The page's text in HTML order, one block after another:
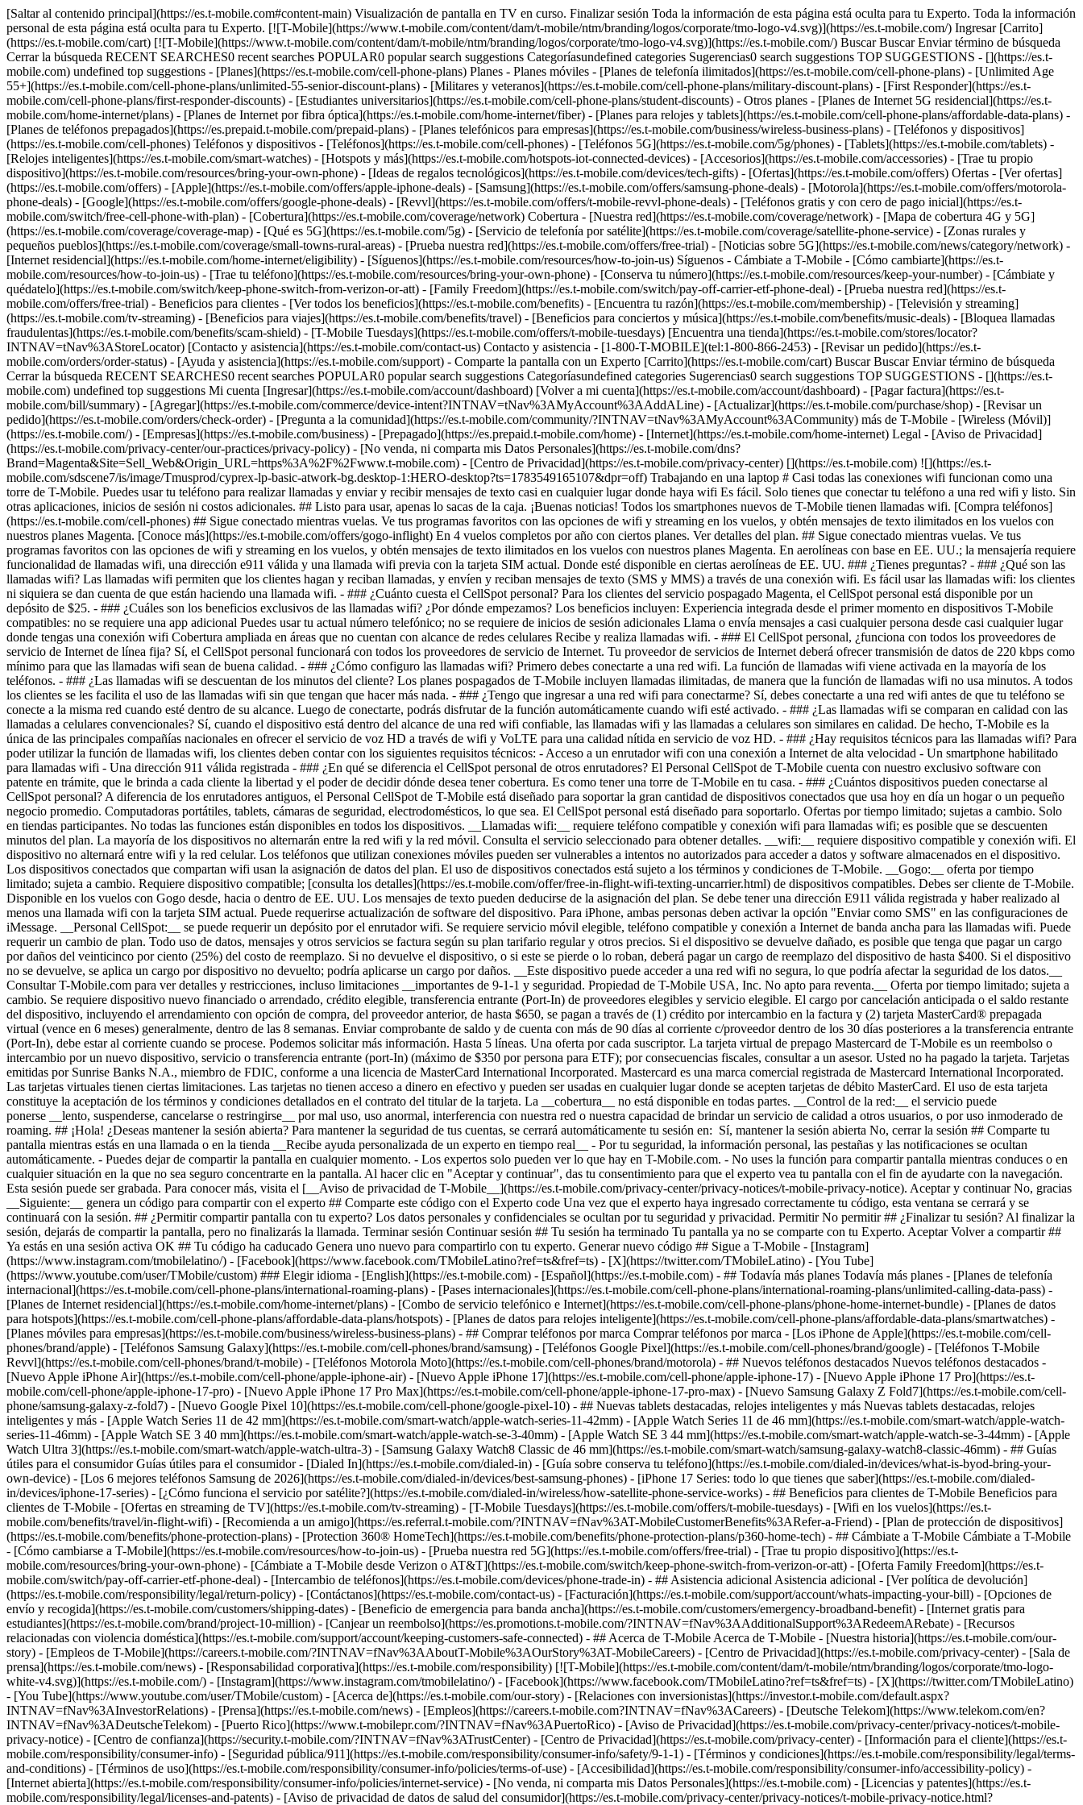
[Saltar al contenido principal](https://es.t-mobile.com#content-main) Visualización de pantalla en TV en curso. Finalizar sesión Toda la información de esta página está oculta para tu Experto. Toda la información personal de esta página está oculta para tu Experto. [![T-Mobile](https://www.t-mobile.com/content/dam/t-mobile/ntm/branding/logos/corporate/tmo-logo-v4.svg)](https://es.t-mobile.com/) Ingresar [Carrito](https://es.t-mobile.com/cart) [![T-Mobile](https://www.t-mobile.com/content/dam/t-mobile/ntm/branding/logos/corporate/tmo-logo-v4.svg)](https://es.t-mobile.com/) Buscar Buscar Enviar término de búsqueda Cerrar la búsqueda RECENT SEARCHES0 recent searches POPULAR0 popular search suggestions Categoríasundefined categories Sugerencias0 search suggestions TOP SUGGESTIONS - [](https://es.t-mobile.com) undefined top suggestions - [Planes](https://es.t-mobile.com/cell-phone-plans) Planes - Planes móviles - [Planes de telefonía ilimitados](https://es.t-mobile.com/cell-phone-plans) - [Unlimited Age 55+](https://es.t-mobile.com/cell-phone-plans/unlimited-55-senior-discount-plans) - [Militares y veteranos](https://es.t-mobile.com/cell-phone-plans/military-discount-plans) - [First Responder](https://es.t-mobile.com/cell-phone-plans/first-responder-discounts) - [Estudiantes universitarios](https://es.t-mobile.com/cell-phone-plans/student-discounts) - Otros planes - [Planes de Internet 5G residencial](https://es.t-mobile.com/home-internet/plans) - [Planes de Internet por fibra óptica](https://es.t-mobile.com/home-internet/fiber) - [Planes para relojes y tablets](https://es.t-mobile.com/cell-phone-plans/affordable-data-plans) - [Planes de teléfonos prepagados](https://es.prepaid.t-mobile.com/prepaid-plans) - [Planes telefónicos para empresas](https://es.t-mobile.com/business/wireless-business-plans) - [Teléfonos y dispositivos](https://es.t-mobile.com/cell-phones) Teléfonos y dispositivos - [Teléfonos](https://es.t-mobile.com/cell-phones) - [Teléfonos 5G](https://es.t-mobile.com/5g/phones) - [Tablets](https://es.t-mobile.com/tablets) - [Relojes inteligentes](https://es.t-mobile.com/smart-watches) - [Hotspots y más](https://es.t-mobile.com/hotspots-iot-connected-devices) - [Accesorios](https://es.t-mobile.com/accessories) - [Trae tu propio dispositivo](https://es.t-mobile.com/resources/bring-your-own-phone) - [Ideas de regalos tecnológicos](https://es.t-mobile.com/devices/tech-gifts) - [Ofertas](https://es.t-mobile.com/offers) Ofertas - [Ver ofertas](https://es.t-mobile.com/offers) - [Apple](https://es.t-mobile.com/offers/apple-iphone-deals) - [Samsung](https://es.t-mobile.com/offers/samsung-phone-deals) - [Motorola](https://es.t-mobile.com/offers/motorola-phone-deals) - [Google](https://es.t-mobile.com/offers/google-phone-deals) - [Revvl](https://es.t-mobile.com/offers/t-mobile-revvl-phone-deals) - [Teléfonos gratis y con cero de pago inicial](https://es.t-mobile.com/switch/free-cell-phone-with-plan) - [Cobertura](https://es.t-mobile.com/coverage/network) Cobertura - [Nuestra red](https://es.t-mobile.com/coverage/network) - [Mapa de cobertura 4G y 5G](https://es.t-mobile.com/coverage/coverage-map) - [Qué es 5G](https://es.t-mobile.com/5g) - [Servicio de telefonía por satélite](https://es.t-mobile.com/coverage/satellite-phone-service) - [Zonas rurales y pequeños pueblos](https://es.t-mobile.com/coverage/small-towns-rural-areas) - [Prueba nuestra red](https://es.t-mobile.com/offers/free-trial) - [Noticias sobre 5G](https://es.t-mobile.com/news/category/network) - [Internet residencial](https://es.t-mobile.com/home-internet/eligibility) - [Síguenos](https://es.t-mobile.com/resources/how-to-join-us) Síguenos - Cámbiate a T-Mobile - [Cómo cambiarte](https://es.t-mobile.com/resources/how-to-join-us) - [Trae tu teléfono](https://es.t-mobile.com/resources/bring-your-own-phone) - [Conserva tu número](https://es.t-mobile.com/resources/keep-your-number) - [Cámbiate y quédatelo](https://es.t-mobile.com/switch/keep-phone-switch-from-verizon-or-att) - [Family Freedom](https://es.t-mobile.com/switch/pay-off-carrier-etf-phone-deal) - [Prueba nuestra red](https://es.t-mobile.com/offers/free-trial) - Beneficios para clientes - [Ver todos los beneficios](https://es.t-mobile.com/benefits) - [Encuentra tu razón](https://es.t-mobile.com/membership) - [Televisión y streaming](https://es.t-mobile.com/tv-streaming) - [Beneficios para viajes](https://es.t-mobile.com/benefits/travel) - [Beneficios para conciertos y música](https://es.t-mobile.com/benefits/music-deals) - [Bloquea llamadas fraudulentas](https://es.t-mobile.com/benefits/scam-shield) - [T-Mobile Tuesdays](https://es.t-mobile.com/offers/t-mobile-tuesdays) [Encuentra una tienda](https://es.t-mobile.com/stores/locator?INTNAV=tNav%3AStoreLocator) [Contacto y asistencia](https://es.t-mobile.com/contact-us) Contacto y asistencia - [1-800-T-MOBILE](tel:1-800-866-2453) - [Revisar un pedido](https://es.t-mobile.com/orders/order-status) - [Ayuda y asistencia](https://es.t-mobile.com/support) - Comparte la pantalla con un Experto [Carrito](https://es.t-mobile.com/cart) Buscar Buscar Enviar término de búsqueda Cerrar la búsqueda RECENT SEARCHES0 recent searches POPULAR0 popular search suggestions Categoríasundefined categories Sugerencias0 search suggestions TOP SUGGESTIONS - [](https://es.t-mobile.com) undefined top suggestions Mi cuenta [Ingresar](https://es.t-mobile.com/account/dashboard) [Volver a mi cuenta](https://es.t-mobile.com/account/dashboard) - [Pagar factura](https://es.t-mobile.com/bill/summary) - [Agregar](https://es.t-mobile.com/commerce/device-intent?INTNAV=tNav%3AMyAccount%3AAddALine) - [Actualizar](https://es.t-mobile.com/purchase/shop) - [Revisar un pedido](https://es.t-mobile.com/orders/check-order) - [Pregunta a la comunidad](https://es.t-mobile.com/community/?INTNAV=tNav%3AMyAccount%3ACommunity) más de T-Mobile - [Wireless (Móvil)](https://es.t-mobile.com/) - [Empresas](https://es.t-mobile.com/business) - [Prepagado](https://es.prepaid.t-mobile.com/home) - [Internet](https://es.t-mobile.com/home-internet) Legal - [Aviso de Privacidad](https://es.t-mobile.com/privacy-center/our-practices/privacy-policy) - [No venda, ni comparta mis Datos Personales](https://es.t-mobile.com/dns?Brand=Magenta&Site=Sell_Web&Origin_URL=https%3A%2F%2Fwww.t-mobile.com) - [Centro de Privacidad](https://es.t-mobile.com/privacy-center) [](https://es.t-mobile.com) ![](https://es.t-mobile.com/sdscene7/is/image/Tmusprod/cyprex-lp-basic-atwork-bg.desktop-1:HERO-desktop?ts=1783549165107&dpr=off) Trabajando en una laptop # Casi todas las conexiones wifi funcionan como una torre de T-Mobile. Puedes usar tu teléfono para realizar llamadas y enviar y recibir mensajes de texto casi en cualquier lugar donde haya wifi Es fácil. Solo tienes que conectar tu teléfono a una red wifi y listo. Sin otras aplicaciones, inicios de sesión ni costos adicionales. ## Listo para usar, apenas lo sacas de la caja. ¡Buenas noticias! Todos los smartphones nuevos de T-Mobile tienen llamadas wifi. [Compra teléfonos](https://es.t-mobile.com/cell-phones) ## Sigue conectado mientras vuelas. Ve tus programas favoritos con las opciones de wifi y streaming en los vuelos, y obtén mensajes de texto ilimitados en los vuelos con nuestros planes Magenta. [Conoce más](https://es.t-mobile.com/offers/gogo-inflight) En 4 vuelos completos por año con ciertos planes. Ver detalles del plan. ## Sigue conectado mientras vuelas. Ve tus programas favoritos con las opciones de wifi y streaming en los vuelos, y obtén mensajes de texto ilimitados en los vuelos con nuestros planes Magenta. En aerolíneas con base en EE. UU.; la mensajería requiere funcionalidad de llamadas wifi, una dirección e911 válida y una llamada wifi previa con la tarjeta SIM actual. Donde esté disponible en ciertas aerolíneas de EE. UU. ### ¿Tienes preguntas? - ### ¿Qué son las llamadas wifi? Las llamadas wifi permiten que los clientes hagan y reciban llamadas, y envíen y reciban mensajes de texto (SMS y MMS) a través de una conexión wifi. Es fácil usar las llamadas wifi: los clientes ni siquiera se dan cuenta de que están haciendo una llamada wifi. - ### ¿Cuánto cuesta el CellSpot personal? Para los clientes del servicio pospagado Magenta, el CellSpot personal está disponible por un depósito de $25. - ### ¿Cuáles son los beneficios exclusivos de las llamadas wifi? ¿Por dónde empezamos? Los beneficios incluyen: Experiencia integrada desde el primer momento en dispositivos T-Mobile compatibles: no se requiere una app adicional Puedes usar tu actual número telefónico; no se requiere de inicios de sesión adicionales Llama o envía mensajes a casi cualquier persona desde casi cualquier lugar donde tengas una conexión wifi Cobertura ampliada en áreas que no cuentan con alcance de redes celulares Recibe y realiza llamadas wifi. - ### El CellSpot personal, ¿funciona con todos los proveedores de servicio de Internet de línea fija? Sí, el CellSpot personal funcionará con todos los proveedores de servicio de Internet. Tu proveedor de servicios de Internet deberá ofrecer transmisión de datos de 220 kbps como mínimo para que las llamadas wifi sean de buena calidad. - ### ¿Cómo configuro las llamadas wifi? Primero debes conectarte a una red wifi. La función de llamadas wifi viene activada en la mayoría de los teléfonos. - ### ¿Las llamadas wifi se descuentan de los minutos del cliente? Los planes pospagados de T-Mobile incluyen llamadas ilimitadas, de manera que la función de llamadas wifi no usa minutos. A todos los clientes se les facilita el uso de las llamadas wifi sin que tengan que hacer más nada. - ### ¿Tengo que ingresar a una red wifi para conectarme? Sí, debes conectarte a una red wifi antes de que tu teléfono se co
- ## Todavía más planes Todavía más planes - [Planes de telefonía
internacional](https://es.t-mobile.com/cell-phone-plans/international-roaming-plans) - [Pases internacionales](https://es.t-mobile.com/cell-phone-plans/international-roaming-plans/unlimited-calling-data-pass) -
[Planes de Internet residencial](https://es.t-mobile.com/home-internet/plans) - [Combo de servicio telefónico e Internet](https://es.t-mobile.com/cell-phone-plans/phone-home-internet-bundle) - [Planes de datos
para hotspots](https://es.t-mobile.com/cell-phone-plans/affordable-data-plans/hotspots) - [Planes de datos para relojes inteligente](https://es.t-mobile.com/cell-phone-plans/affordable-data-plans/smartwatches) -
[Planes móviles para empresas](https://es.t-mobile.com/business/wireless-business-plans) - ## Comprar teléfonos por marca Comprar teléfonos por marca - [Los iPhone de Apple](https://es.t-mobile.com/cell-
phones/brand/apple) - [Teléfonos Samsung Galaxy](https://es.t-mobile.com/cell-phones/brand/samsung) - [Teléfonos Google Pixel](https://es.t-mobile.com/cell-phones/brand/google) - [Teléfonos T-Mobile
Revvl](https://es.t-mobile.com/cell-phones/brand/t-mobile) - [Teléfonos Motorola Moto](https://es.t-mobile.com/cell-phones/brand/motorola) - ## Nuevos teléfonos destacados Nuevos teléfonos destacados -
[Nuevo Apple iPhone Air](https://es.t-mobile.com/cell-phone/apple-iphone-air) - [Nuevo Apple iPhone 17](https://es.t-mobile.com/cell-phone/apple-iphone-17) - [Nuevo Apple iPhone 17 Pro](https://es.t-
mobile.com/cell-phone/apple-iphone-17-pro) - [Nuevo Apple iPhone 17 Pro Max](https://es.t-mobile.com/cell-phone/apple-iphone-17-pro-max) - [Nuevo Samsung Galaxy Z Fold7](https://es.t-mobile.com/cell-
phone/samsung-galaxy-z-fold7) - [Nuevo Google Pixel 10](https://es.t-mobile.com/cell-phone/google-pixel-10) - ## Nuevas tablets destacadas, relojes inteligentes y más Nuevas tablets destacadas, relojes
inteligentes y más - [Apple Watch Series 11 de 42 mm](https://es.t-mobile.com/smart-watch/apple-watch-series-11-42mm) - [Apple Watch Series 11 de 46 mm](https://es.t-mobile.com/smart-watch/apple-watch-
series-11-46mm) - [Apple Watch SE 3 40 mm](https://es.t-mobile.com/smart-watch/apple-watch-se-3-40mm) - [Apple Watch SE 3 44 mm](https://es.t-mobile.com/smart-watch/apple-watch-se-3-44mm) - [Apple
Watch Ultra 3](https://es.t-mobile.com/smart-watch/apple-watch-ultra-3) - [Samsung Galaxy Watch8 Classic de 46 mm](https://es.t-mobile.com/smart-watch/samsung-galaxy-watch8-classic-46mm) - ## Guías
útiles para el consumidor Guías útiles para el consumidor - [Dialed In](https://es.t-mobile.com/dialed-in) - [Guía sobre conserva tu teléfono](https://es.t-mobile.com/dialed-in/devices/what-is-byod-bring-your-
own-device) - [Los 6 mejores teléfonos Samsung de 2026](https://es.t-mobile.com/dialed-in/devices/best-samsung-phones) - [iPhone 17 Series: todo lo que tienes que saber](https://es.t-mobile.com/dialed-
in/devices/iphone-17-series) - [¿Cómo funciona el servicio por satélite?](https://es.t-mobile.com/dialed-in/wireless/how-satellite-phone-service-works) - ## Beneficios para clientes de T-Mobile Beneficios para
clientes de T-Mobile - [Ofertas en streaming de TV](https://es.t-mobile.com/tv-streaming) - [T-Mobile Tuesdays](https://es.t-mobile.com/offers/t-mobile-tuesdays) - [Wifi en los vuelos](https://es.t-
mobile.com/benefits/travel/in-flight-wifi) - [Recomienda a un amigo](https://es.referral.t-mobile.com/?INTNAV=fNav%3AT-MobileCustomerBenefits%3ARefer-a-Friend) - [Plan de protección de dispositivos]
(https://es.t-mobile.com/benefits/phone-protection-plans) - [Protection 360® HomeTech](https://es.t-mobile.com/benefits/phone-protection-plans/p360-home-tech) - ## Cámbiate a T-Mobile Cámbiate a T-Mobile
- [Cómo cambiarse a T-Mobile](https://es.t-mobile.com/resources/how-to-join-us) - [Prueba nuestra red 5G](https://es.t-mobile.com/offers/free-trial) - [Trae tu propio dispositivo](https://es.t-
mobile.com/resources/bring-your-own-phone) - [Cámbiate a T-Mobile desde Verizon o AT&T](https://es.t-mobile.com/switch/keep-phone-switch-from-verizon-or-att) - [Oferta Family Freedom](https://es.t-
mobile.com/switch/pay-off-carrier-etf-phone-deal) - [Intercambio de teléfonos](https://es.t-mobile.com/devices/phone-trade-in) - ## Asistencia adicional Asistencia adicional - [Ver política de devolución]
(https://es.t-mobile.com/responsibility/legal/return-policy) - [Contáctanos](https://es.t-mobile.com/contact-us) - [Facturación](https://es.t-mobile.com/support/account/whats-impacting-your-bill) - [Opciones de
envío y recogida](https://es.t-mobile.com/customers/shipping-dates) - [Beneficio de emergencia para banda ancha](https://es.t-mobile.com/customers/emergency-broadband-benefit) - [Internet gratis para
estudiantes](https://es.t-mobile.com/brand/project-10-million) - [Canjear un reembolso](https://es.promotions.t-mobile.com/?INTNAV=fNav%3AAdditionalSupport%3ARedeemARebate) - [Recursos
relacionadas con violencia doméstica](https://es.t-mobile.com/support/account/keeping-customers-safe-connected) - ## Acerca de T-Mobile Acerca de T-Mobile - [Nuestra historia](https://es.t-mobile.com/our-
story) - [Empleos de T-Mobile](https://careers.t-mobile.com/?INTNAV=fNav%3AAboutT-Mobile%3AOurStory%3AT-MobileCareers) - [Centro de Privacidad](https://es.t-mobile.com/privacy-center) - [Sala de
prensa](https://es.t-mobile.com/news) - [Responsabilidad corporativa](https://es.t-mobile.com/responsibility) [![T-Mobile](https://es.t-mobile.com/content/dam/t-mobile/ntm/branding/logos/corporate/tmo-logo-
white-v4.svg)](https://es.t-mobile.com/) - [Instagram](https://www.instagram.com/tmobilelatino/) - [Facebook](https://www.facebook.com/TMobileLatino?ref=ts&fref=ts) - [X](https://twitter.com/TMobileLatino)
- [You Tube](https://www.youtube.com/user/TMobile/custom) - [Acerca de](https://es.t-mobile.com/our-story) - [Relaciones con inversionistas](https://investor.t-mobile.com/default.aspx?
INTNAV=fNav%3AInvestorRelations) - [Prensa](https://es.t-mobile.com/news) - [Empleos](https://careers.t-mobile.com?INTNAV=fNav%3ACareers) - [Deutsche Telekom](https://www.telekom.com/en?
INTNAV=fNav%3ADeutscheTelekom) - [Puerto Rico](https://www.t-mobilepr.com/?INTNAV=fNav%3APuertoRico) - [Aviso de Privacidad](https://es.t-mobile.com/privacy-center/privacy-notices/t-mobile-
privacy-notice) - [Centro de confianza](https://security.t-mobile.com/?INTNAV=fNav%3ATrustCenter) - [Centro de Privacidad](https://es.t-mobile.com/privacy-center) - [Información para el cliente](https://es.t-
mobile.com/responsibility/consumer-info) - [Seguridad pública/911](https://es.t-mobile.com/responsibility/consumer-info/safety/9-1-1) - [Términos y condiciones](https://es.t-mobile.com/responsibility/legal/terms-
and-conditions) - [Términos de uso](https://es.t-mobile.com/responsibility/consumer-info/policies/terms-of-use) - [Accesibilidad](https://es.t-mobile.com/responsibility/consumer-info/accessibility-policy) -
[Internet abierta](https://es.t-mobile.com/responsibility/consumer-info/policies/internet-service) - [No venda, ni comparta mis Datos Personales](https://es.t-mobile.com) - [Licencias y patentes](https://es.t-
mobile.com/responsibility/legal/licenses-and-patents) - [Aviso de privacidad de datos de salud del consumidor](https://es.t-mobile.com/privacy-center/privacy-notices/t-mobile-privacy-notice.html?